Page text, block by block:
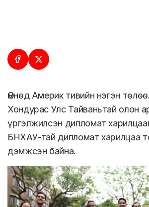
Өмнөд Америк тивийн нэгэн
Хондурас Улс Тайваньтай олон
үргэлжилсэн дипломат
БНХАУ-тай дипломат харилцаа
дэмжсэн байна.